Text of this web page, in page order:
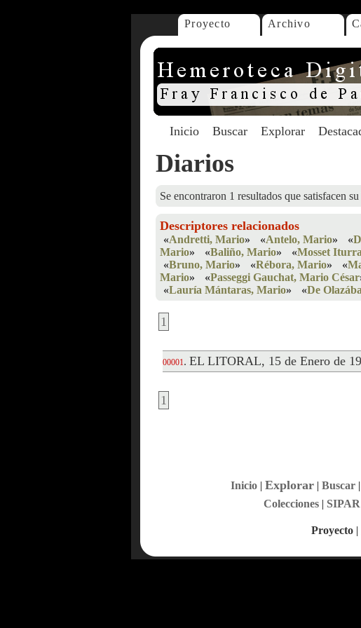
Proyecto Archivo
Inicio Buscar Explorar
Diarios
Se encontraron 1 resultados que satisfacen
Descriptores relacionados
«Andretti, Mario» «Antelo, Mario» «
Mario» «Baliño, Mario» «Mosset
«Bruno, Mario» «Rébora, Mario» «
Mario» «Passeggi Gauchat, Mario César
«Lauría Mántaras, Mario» «De
1
00001. EL LITORAL, 15 de Enero de
1
Inicio| Explorar| Buscar|
Colecciones| SIPAR
Proyecto |